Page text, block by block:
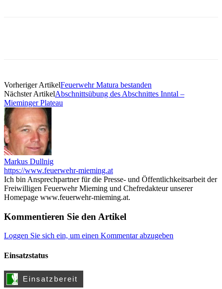
Vorheriger ArtikelFeuerwehr Matura bestanden
Nächster ArtikelAbschnittsübung des Abschnittes Inntal –
Mieminger Plateau
Markus Dullnig
https://www.feuerwehr-mieming.at
Ich bin Ansprechpartner für die Presse- und Öffentlichkeitsarbeit der
Freiwilligen Feuerwehr Mieming und Chefredakteur unserer
Homepage www.feuerwehr-mieming.at.
Kommentieren Sie den Artikel
Loggen Sie sich ein, um einen Kommentar abzugeben
Einsatzstatus